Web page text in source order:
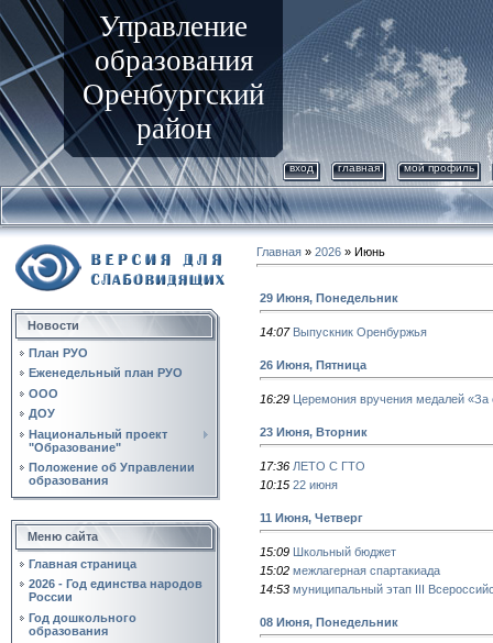
Управление
образования
Оренбургский
район
вход главная мой профиль
Новости
План РУО
Еженедельный план РУО
ООО
ДОУ
Национальный проект
"Образование"
Положение об Управлении
образования
Меню сайта
Главная страница
2026 - Год единства народов
России
Год дошкольного
образования
Главная » 2026 » Июнь
29 Июня, Понедельник
14:07 Выпускник Оренбуржья
26 Июня, Пятница
16:29 Церемония вручения медалей «За
23 Июня, Вторник
17:36 ЛЕТО С ГТО
10:15 22 июня
11 Июня, Четверг
15:09 Школьный бюджет
15:02 межлагерная спартакиада
14:53 муниципальный этап III
08 Июня, Понедельник